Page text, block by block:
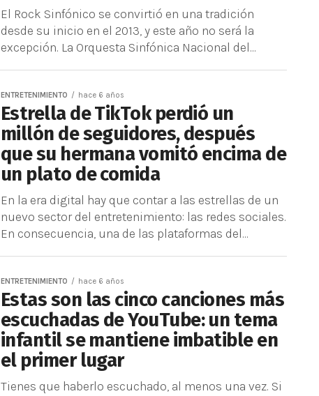
El Rock Sinfónico se convirtió en una tradición
desde su inicio en el 2013, y este año no será la
excepción. La Orquesta Sinfónica Nacional del...
ENTRETENIMIENTO hace 6 años
Estrella de TikTok perdió un
millón de seguidores, después
que su hermana vomitó encima de
un plato de comida
En la era digital hay que contar a las estrellas de un
nuevo sector del entretenimiento: las redes sociales.
En consecuencia, una de las plataformas del...
ENTRETENIMIENTO hace 6 años
Estas son las cinco canciones más
escuchadas de YouTube: un tema
infantil se mantiene imbatible en
el primer lugar
Tienes que haberlo escuchado, al menos una vez. Si